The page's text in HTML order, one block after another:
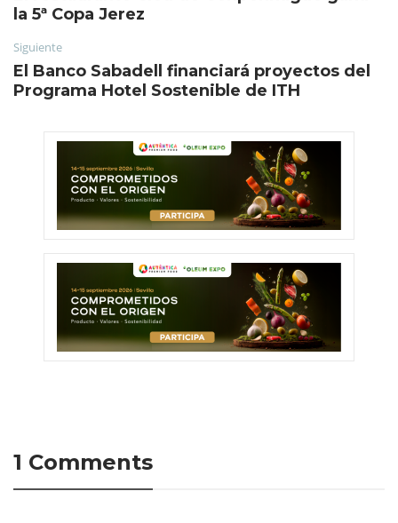
la 5ª Copa Jerez
Siguiente
El Banco Sabadell financiará proyectos del
Programa Hotel Sostenible de ITH
1 Comments